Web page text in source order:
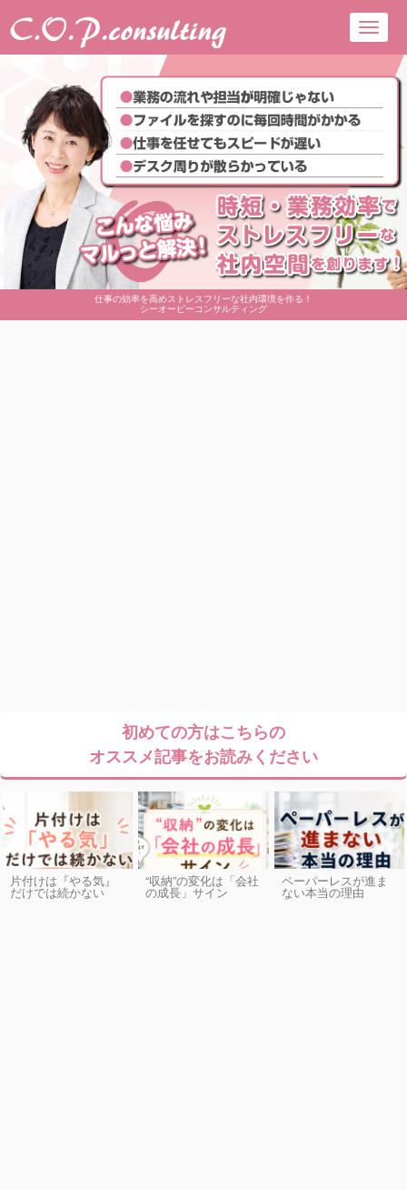
仕事の効率を高めストレスフリーな社内環境を作る！
シーオーピーコンサルティング
初めての方はこちらの
オススメ記事をお読みください
片付けは『やる気』
だけでは続かない
“収納”の変化は「会社
の成長」サイン
ペーパーレスが進ま
ない本当の理由